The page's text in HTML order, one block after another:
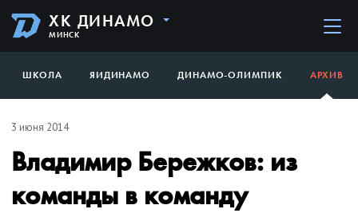
ХК ДИНАМО
МИНСК
ШКОЛА ЯИДИНАМО ДИНАМО-ОЛИМПИК АРХИВ
3 июня 2014
Владимир Бережков: из
команды в команду